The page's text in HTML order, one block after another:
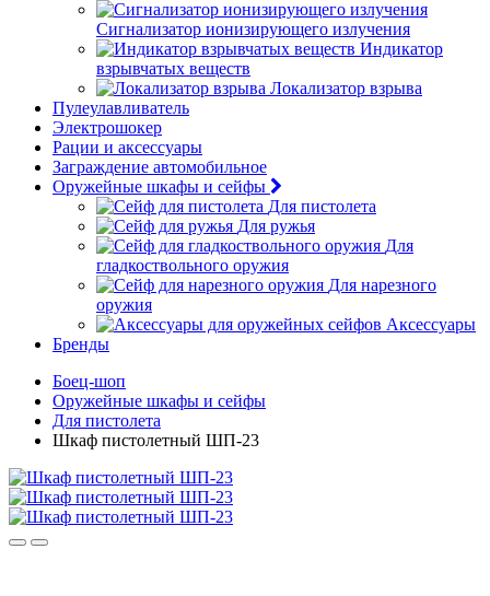
Сигнализатор ионизирующего излучения
Индикатор
взрывчатых веществ
Локализатор взрыва
Пулеулавливатель
Электрошокер
Рации и аксессуары
Заграждение автомобильное
Оружейные шкафы и сейфы
Для пистолета
Для ружья
Для
гладкоствольного оружия
Для нарезного
оружия
Аксессуары
Бренды
Боец-шоп
Оружейные шкафы и сейфы
Для пистолета
Шкаф пистолетный ШП-23